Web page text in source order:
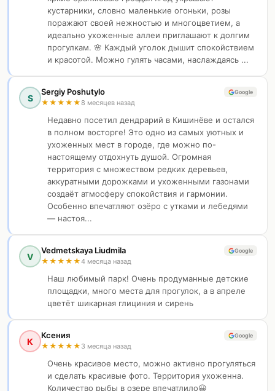
кустарники, словно маленькие огоньки, розы
поражают своей нежностью и многоцветием, а
идеально ухоженные аллеи приглашают к долгим
прогулкам. 🌸 Каждый уголок дышит спокойствием
и красотой. Можно гулять часами, наслаждаясь ...
S
Sergiy Poshutylo
★ ★ ★ ★ ★ 8 месяцев назад
Google
Недавно посетил дендрарий в Кишинёве и остался
в полном восторге! Это одно из самых уютных и
ухоженных мест в городе, где можно по-
настоящему отдохнуть душой. Огромная
территория с множеством редких деревьев,
аккуратными дорожками и ухоженными газонами
создаёт атмосферу спокойствия и гармонии.
Особенно впечатляют озёро с утками и лебедями
— настоя...
V
Vedmetskaya Liudmila
★ ★ ★ ★ ★4 месяца назад
Google
Наш любимый парк! Очень продуманные детские
площадки, много места для прогулок, а в апреле
цветёт шикарная глициния и сирень
К
Ксения
★ ★ ★ ★ ★ 3 месяца назад
Google
Очень красивое место, можно активно прогуляться
и сделать красивые фото. Территория ухоженна.
Количество рыбы в озере впечатлило😀